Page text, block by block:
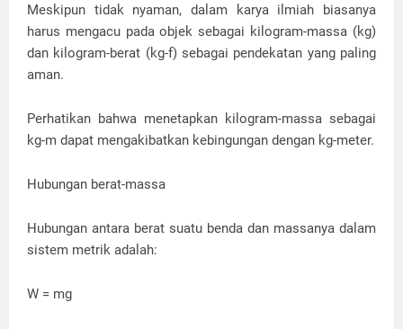
Meskipun tidak nyaman, dalam karya ilmiah biasanya
harus mengacu pada objek sebagai kilogram-massa (kg)
dan kilogram-berat (kg-f) sebagai pendekatan yang paling
aman.
Perhatikan bahwa menetapkan kilogram-massa sebagai
kg-m dapat mengakibatkan kebingungan dengan kg-meter.
Hubungan berat-massa
Hubungan antara berat suatu benda dan massanya dalam
sistem metrik adalah:
W = mg